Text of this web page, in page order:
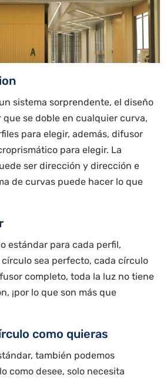
sistema sorprendente, el diseño
se doble en cualquier curva,
para elegir, además, difusor
para elegir. La
ser dirección y dirección e
de curvas puede hacer lo que
estándar para cada perfil,
sea perfecto, cada círculo
completo, toda la luz no tiene
¡por lo que son más que
como quieras
también podemos
como desee, solo necesita